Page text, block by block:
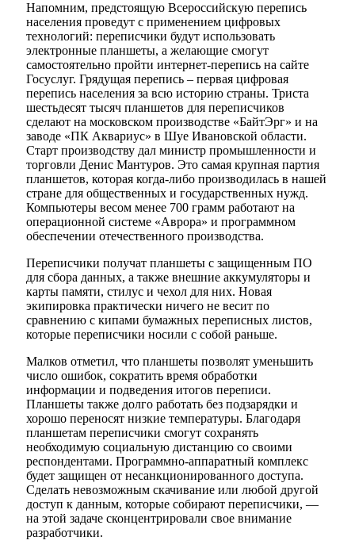
Напомним, предстоящую Всероссийскую перепись
населения проведут с применением цифровых
технологий: переписчики будут использовать
электронные планшеты, а желающие смогут
самостоятельно пройти интернет-перепись на сайте
Госуслуг. Грядущая перепись – первая цифровая
перепись населения за всю историю страны. Триста
шестьдесят тысяч планшетов для переписчиков
сделают на московском производстве «БайтЭрг» и на
заводе «ПК Аквариус» в Шуе Ивановской области.
Старт производству дал министр промышленности и
торговли Денис Мантуров. Это самая крупная партия
планшетов, которая когда-либо производилась в нашей
стране для общественных и государственных нужд.
Компьютеры весом менее 700 грамм работают на
операционной системе «Аврора» и программном
обеспечении отечественного производства.
Переписчики получат планшеты с защищенным ПО
для сбора данных, а также внешние аккумуляторы и
карты памяти, стилус и чехол для них. Новая
экипировка практически ничего не весит по
сравнению с кипами бумажных переписных листов,
которые переписчики носили с собой раньше.
Малков отметил, что планшеты позволят уменьшить
число ошибок, сократить время обработки
информации и подведения итогов переписи.
Планшеты также долго работать без подзарядки и
хорошо переносят низкие температуры. Благодаря
планшетам переписчики смогут сохранять
необходимую социальную дистанцию со своими
респондентами. Программно-аппаратный комплекс
будет защищен от несанкционированного доступа.
Сделать невозможным скачивание или любой другой
доступ к данным, которые собирают переписчики, —
на этой задаче сконцентрировали свое внимание
разработчики.
Мэр